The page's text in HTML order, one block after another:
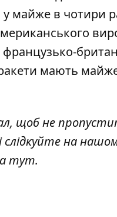
у майже в чотири
мають
, щоб не
на
тут.